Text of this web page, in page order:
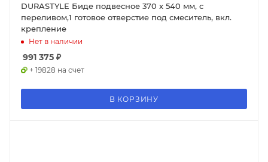
DURASTYLE Биде подвесное 370 x 540 мм, с
переливом,1 готовое отверстие под смеситель, вкл.
крепление
Нет в наличии
991 375 ₽
+ 19828 на счет
В КОРЗИНУ